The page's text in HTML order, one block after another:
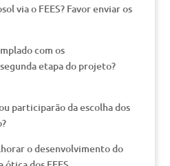
via o FEES? Favor enviar os
com os
etapa do projeto?
participarão da escolha dos
o desenvolvimento do